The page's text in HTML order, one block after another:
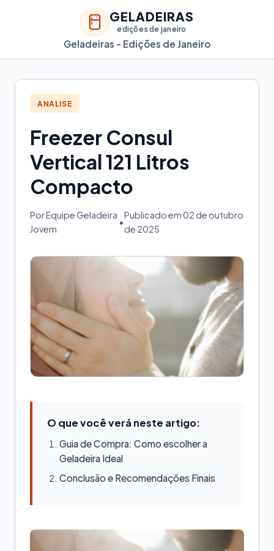
GELADEIRAS
edições de janeiro
Geladeiras - Edições de Janeiro
ANALISE
Freezer Consul
Vertical 121 Litros
Compacto
Por Equipe Geladeira
Jovem
•
Publicado em 02 de outubro
de 2025
O que você verá neste artigo:
Guia de Compra: Como escolher a
Geladeira Ideal
Conclusão e Recomendações Finais